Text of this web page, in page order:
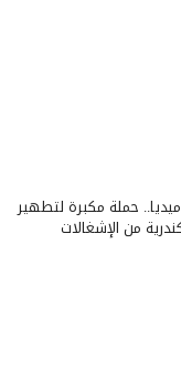
حملة مكبرة لتطهير
من الإشغالات